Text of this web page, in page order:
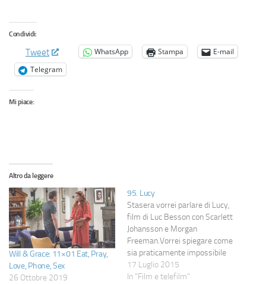
Condividi:
Tweet WhatsApp Stampa
E-mail
Telegram
Mi piace:
Altro da leggere
Will & Grace: 11×01 Eat, Pray,
Love, Phone, Sex
26 Ottobre 2019
95. Lucy
Stasera vorrei parlare di Lucy,
film di Luc Besson con Scarlett
Johansson e Morgan
Freeman.Vorrei spiegare come
sia praticamente impossibile
che un film con tali attori non
sia un capolavoro, perché
17 Luglio 2015
In "Film e telefilm"